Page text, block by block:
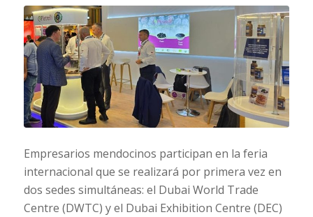
Empresarios mendocinos participan en la feria
internacional que se realizará por primera vez en
dos sedes simultáneas: el Dubai World Trade
Centre (DWTC) y el Dubai Exhibition Centre (DEC)